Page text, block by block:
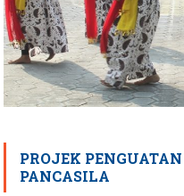
PROJEK
PANCASILA